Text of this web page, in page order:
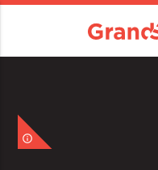
info_outline